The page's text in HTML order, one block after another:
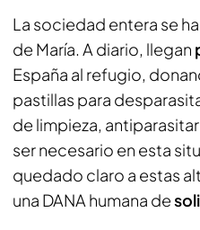
La sociedad entera se
de María. A diario, llegan
España al refugio,
pastillas para
de limpieza,
ser necesario en esta
quedado claro a estas
una DANA humana de